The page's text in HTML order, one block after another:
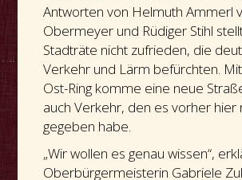
Antworten von Helmuth Ammerl
Obermeyer und Rüdiger Stihl
Stadträte nicht zufrieden, die
Verkehr und Lärm befürchten.
Ost-Ring komme eine neue
auch Verkehr, den es vorher hier
gegeben habe.
„Wir wollen es genau wissen“,
Oberbürgermeisterin Gabriele